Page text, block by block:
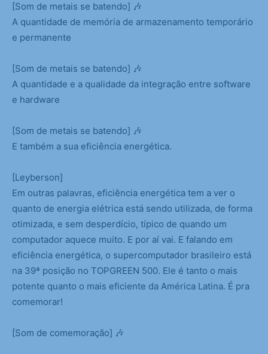
[Som de metais se batendo] 🎶
A quantidade de memória de armazenamento temporário
e permanente
[Som de metais se batendo] 🎶
A quantidade e a qualidade da integração entre software
e hardware
[Som de metais se batendo] 🎶
E também a sua eficiência energética.
[Leyberson]
Em outras palavras, eficiência energética tem a ver o
quanto de energia elétrica está sendo utilizada, de forma
otimizada, e sem desperdício, típico de quando um
computador aquece muito. E por aí vai. E falando em
eficiência energética, o supercomputador brasileiro está
na 39ª posição no TOPGREEN 500. Ele é tanto o mais
potente quanto o mais eficiente da América Latina. É pra
comemorar!
[Som de comemoração] 🎶